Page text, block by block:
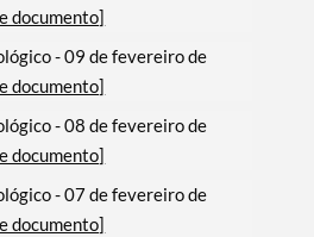
documento]
- 09 de fevereiro de
documento]
- 08 de fevereiro de
documento]
- 07 de fevereiro de
documento]